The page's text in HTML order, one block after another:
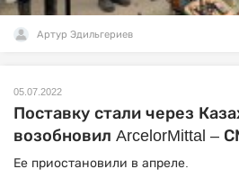
Артур Эдильгериев
05.07.2022
Поставку стали через
возобновил ArcelorMittal –
Ее приостановили в апреле.